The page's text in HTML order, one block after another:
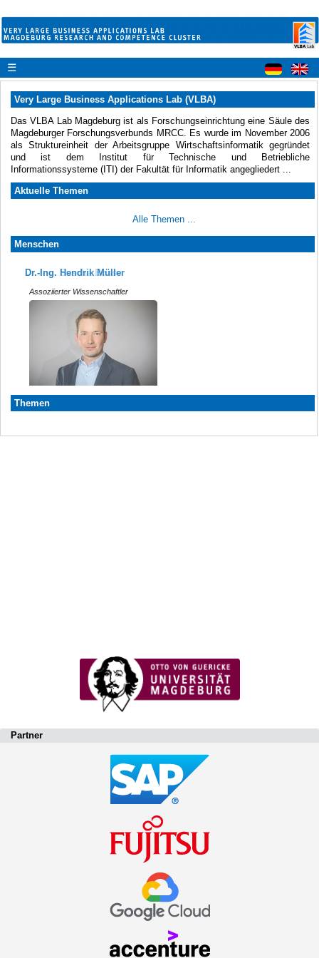
☰
Very Large Business Applications Lab (VLBA)
Das VLBA Lab Magdeburg ist als Forschungseinrichtung eine Säule des
Magdeburger Forschungsverbunds MRCC. Es wurde im November 2006
als Struktureinheit der Arbeitsgruppe Wirtschaftsinformatik gegründet
und ist dem Institut für Technische und Betriebliche
Informationssysteme (ITI) der Fakultät für Informatik angegliedert ...
Aktuelle Themen
Alle Themen ...
Menschen
Dr.-Ing. Sascha Bosse
Assoziierter Wissenschaftler
Dr.-Ing. Hendrik Müller
Assoziierter Wissenschaftler
Themen
Partner